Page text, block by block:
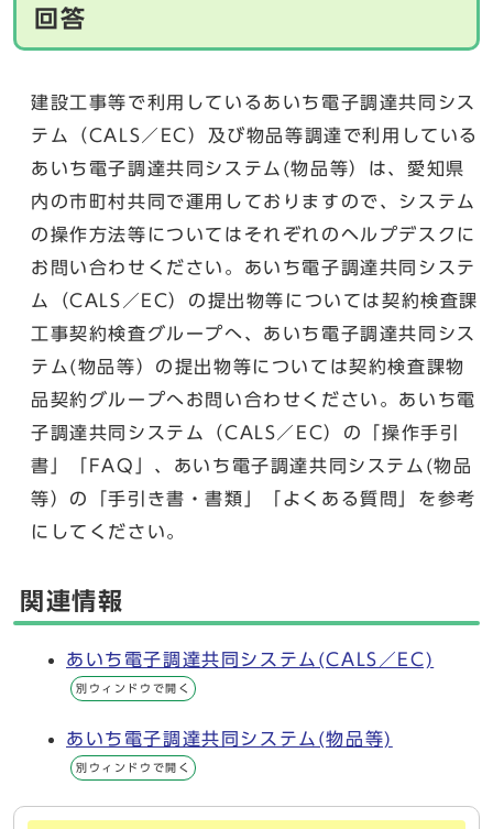
回答
建設工事等で利用しているあいち電子調達共同シス
テム（CALS／EC）及び物品等調達で利用している
あいち電子調達共同システム(物品等）は、愛知県
内の市町村共同で運用しておりますので、システム
の操作方法等についてはそれぞれのヘルプデスクに
お問い合わせください。あいち電子調達共同システ
ム（CALS／EC）の提出物等については契約検査課
工事契約検査グループへ、あいち電子調達共同シス
テム(物品等）の提出物等については契約検査課物
品契約グループへお問い合わせください。あいち電
子調達共同システム（CALS／EC）の「操作手引
書」「FAQ」、あいち電子調達共同システム(物品
等）の「手引き書・書類」「よくある質問」を参考
にしてください。
関連情報
あいち電子調達共同システム(CALS／EC)
別ウィンドウで開く
あいち電子調達共同システム(物品等)
別ウィンドウで開く